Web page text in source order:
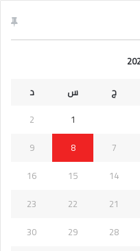
ج س
د
1
2
7
8
9
14
15
16
21
22
23
28
29
30